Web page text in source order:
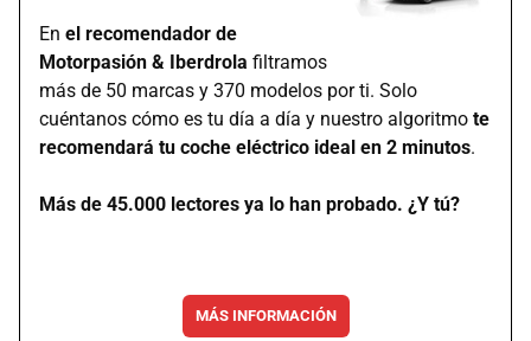
En el recomendador de
Motorpasión & Iberdrola filtramos
más de 50 marcas y 370 modelos por ti. Solo
cuéntanos cómo es tu día a día y nuestro algoritmo te
recomendará tu coche eléctrico ideal en 2 minutos.
Más de 45.000 lectores ya lo han probado. ¿Y tú?
MÁS INFORMACIÓN